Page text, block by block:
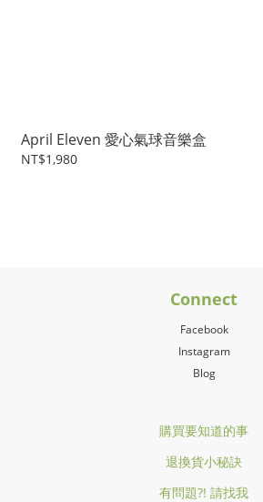
April Eleven 愛心氣球音樂盒
NT$1,980
Connect
Facebook
Instagram
Blog
購買要知道的事
退換貨小秘訣
有問題?! 請找我